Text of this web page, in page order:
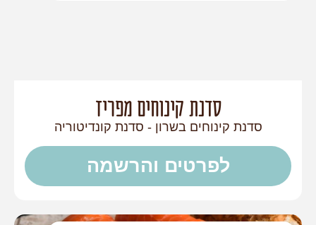
סדנת קינוחים מפריז
סדנת קינוחים בשרון - סדנת קונדיטוריה
לפרטים והרשמה